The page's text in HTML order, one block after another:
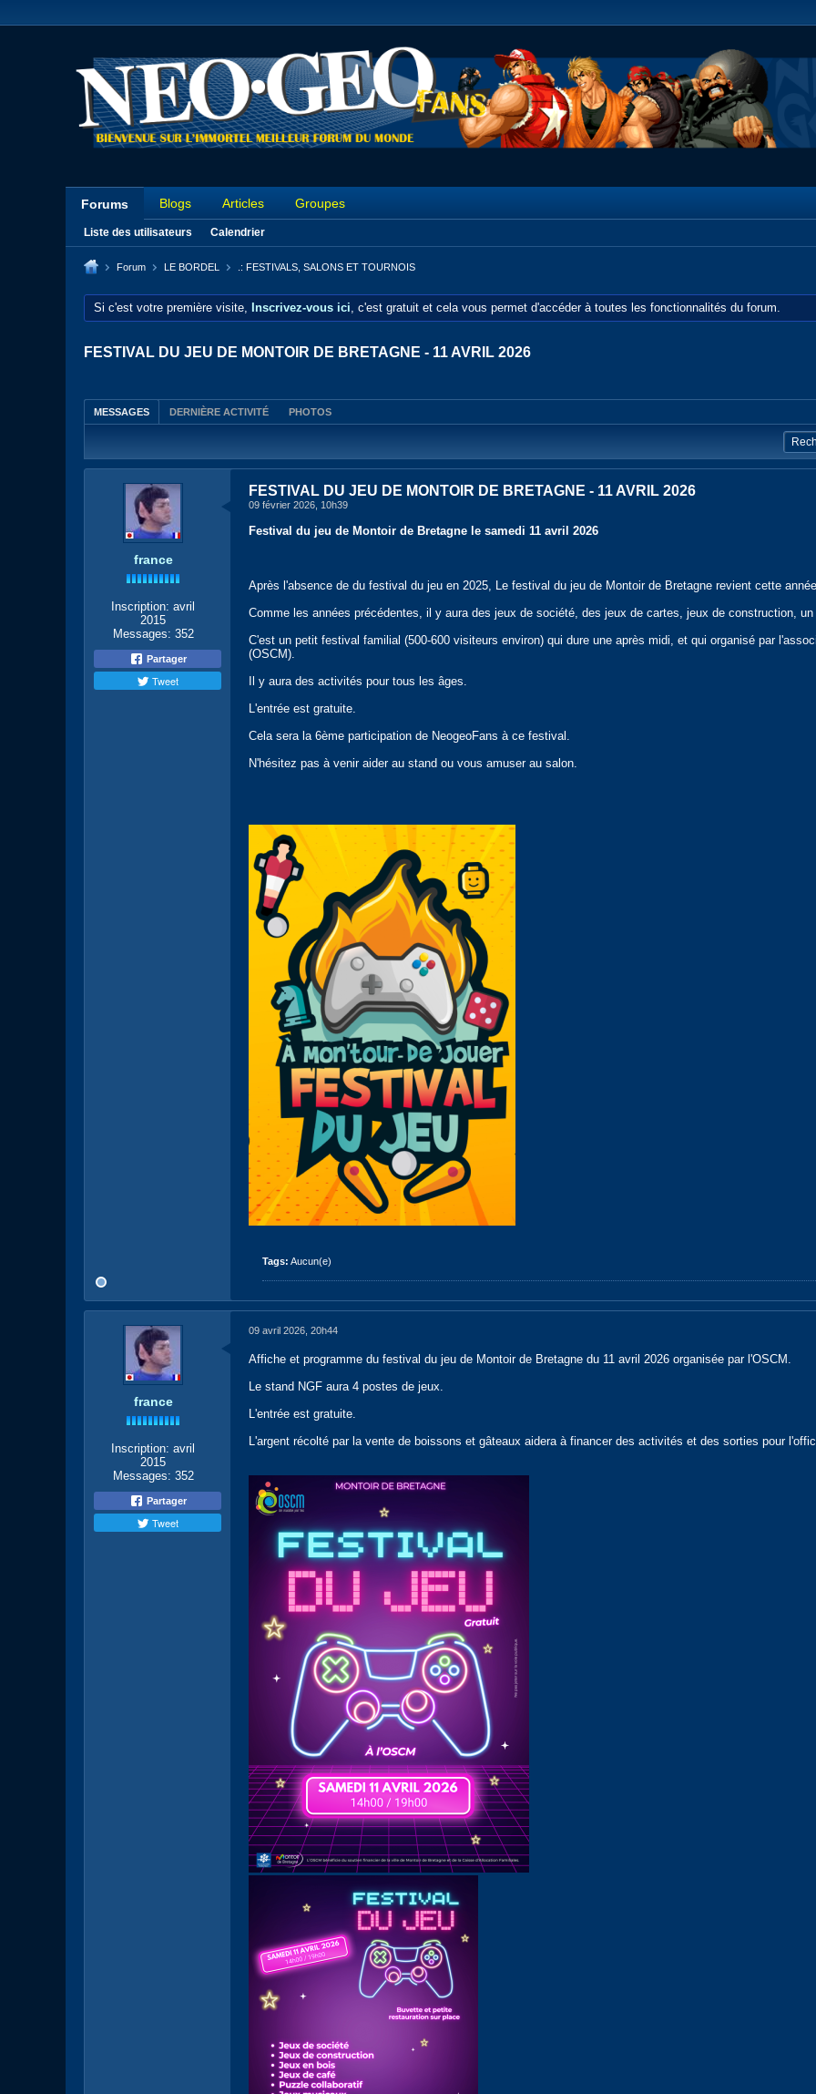
Forums Blogs Articles Groupes
Liste des utilisateurs Calendrier
Forum LE BORDEL .: FESTIVALS, SALONS ET TOURNOIS
Si c'est votre première visite, Inscrivez-vous ici, c'est gratuit et cela vous permet d'accéder à toutes les fonctionnalités du forum.
FESTIVAL DU JEU DE MONTOIR DE BRETAGNE - 11 AVRIL 2026
MESSAGES DERNIÈRE ACTIVITÉ PHOTOS
france
Inscription: avril
2015
Messages: 352
Partager
Tweet
FESTIVAL DU JEU DE MONTOIR DE BRETAGNE - 11 AVRIL 2026
09 février 2026, 10h39
Festival du jeu de Montoir de Bretagne le samedi 11 avril 2026
Après l'absence de du festival du jeu en 2025, Le festival du jeu de Montoir de Bretagne revient cette
Comme les années précédentes, il y aura des jeux de société, des jeux de cartes, jeux de construction,
C'est un petit festival familial (500-600 visiteurs environ) qui dure une après midi, et qui organisé par
(OSCM).
Il y aura des activités pour tous les âges.
L'entrée est gratuite.
Cela sera la 6ème participation de NeogeoFans à ce festival.
N'hésitez pas à venir aider au stand ou vous amuser au salon.
Tags: Aucun(e)
france
Inscription: avril
2015
Messages: 352
Partager
Tweet
09 avril 2026, 20h44
Affiche et programme du festival du jeu de Montoir de Bretagne du 11 avril 2026 organisée par l'OSCM.
Le stand NGF aura 4 postes de jeux.
L'entrée est gratuite.
L'argent récolté par la vente de boissons et gâteaux aidera à financer des activités et des sorties pour